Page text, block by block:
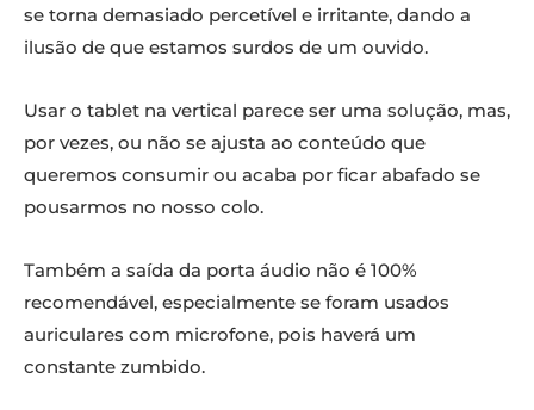
se torna demasiado percetível e irritante, dando a
ilusão de que estamos surdos de um ouvido.
Usar o tablet na vertical parece ser uma solução, mas,
por vezes, ou não se ajusta ao conteúdo que
queremos consumir ou acaba por ficar abafado se
pousarmos no nosso colo.
Também a saída da porta áudio não é 100%
recomendável, especialmente se foram usados
auriculares com microfone, pois haverá um
constante zumbido.